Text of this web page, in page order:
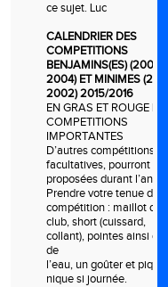
ce sujet. Luc
CALENDRIER DES
COMPETITIONS
BENJAMINS(ES) (2003-
2004) ET MINIMES (2001-
2002) 2015/2016
EN GRAS ET ROUGE LES
COMPETITIONS
IMPORTANTES
D’autres compétitions,
facultatives, pourront être
proposées durant l’année.
Prendre votre tenue de
compétition : maillot du
club, short (cuissard,
collant), pointes ainsi que
de
l’eau, un goûter et pique-
nique si journée.